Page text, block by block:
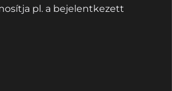
pl. a bejelentkezett